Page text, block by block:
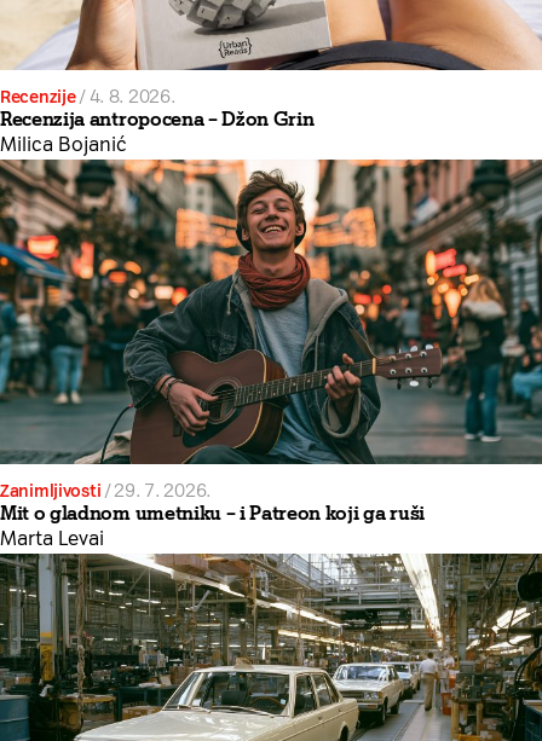
Recenzije/4. 8. 2026.
Recenzija antropocena – Džon Grin
Milica Bojanić
Zanimljivosti /29. 7. 2026.
Mit o gladnom umetniku – i Patreon koji ga ruši
Marta Levai